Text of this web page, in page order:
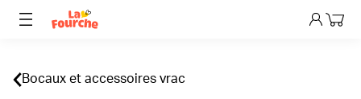
Mon
Bocaux et accessoires vrac